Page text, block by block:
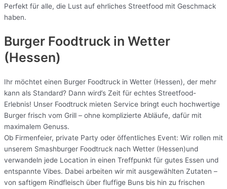
Perfekt für alle, die Lust auf ehrliches Streetfood mit Geschmack
haben.
Burger Foodtruck in Wetter
(Hessen)
Ihr möchtet einen Burger Foodtruck in Wetter (Hessen), der mehr
kann als Standard? Dann wird’s Zeit für echtes Streetfood-
Erlebnis! Unser Foodtruck mieten Service bringt euch hochwertige
Burger frisch vom Grill – ohne komplizierte Abläufe, dafür mit
maximalem Genuss.
Ob Firmenfeier, private Party oder öffentliches Event: Wir rollen mit
unserem Smashburger Foodtruck nach Wetter (Hessen)und
verwandeln jede Location in einen Treffpunkt für gutes Essen und
entspannte Vibes. Dabei arbeiten wir mit ausgewählten Zutaten –
von saftigem Rindfleisch über fluffige Buns bis hin zu frischen